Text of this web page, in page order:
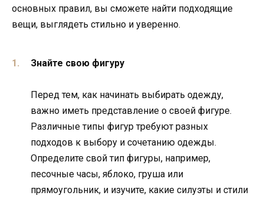
основных правил, вы сможете найти подходящие
вещи, выглядеть стильно и уверенно.
Знайте свою фигуру
Перед тем, как начинать выбирать одежду,
важно иметь представление о своей фигуре.
Различные типы фигур требуют разных
подходов к выбору и сочетанию одежды.
Определите свой тип фигуры, например,
песочные часы, яблоко, груша или
прямоугольник, и изучите, какие силуэты и стили